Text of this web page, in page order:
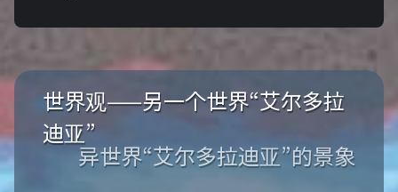
世界观——另一个世界“艾尔多拉
迪亚”
异世界“艾尔多拉迪亚”的景象